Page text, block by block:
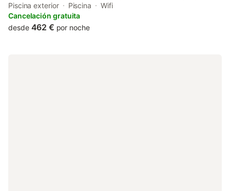
and a solarium. This holiday home has a private pool and a
garden.
Piscina exterior Piscina
Wifi
Cancelación gratuita
desde 462 € por noche